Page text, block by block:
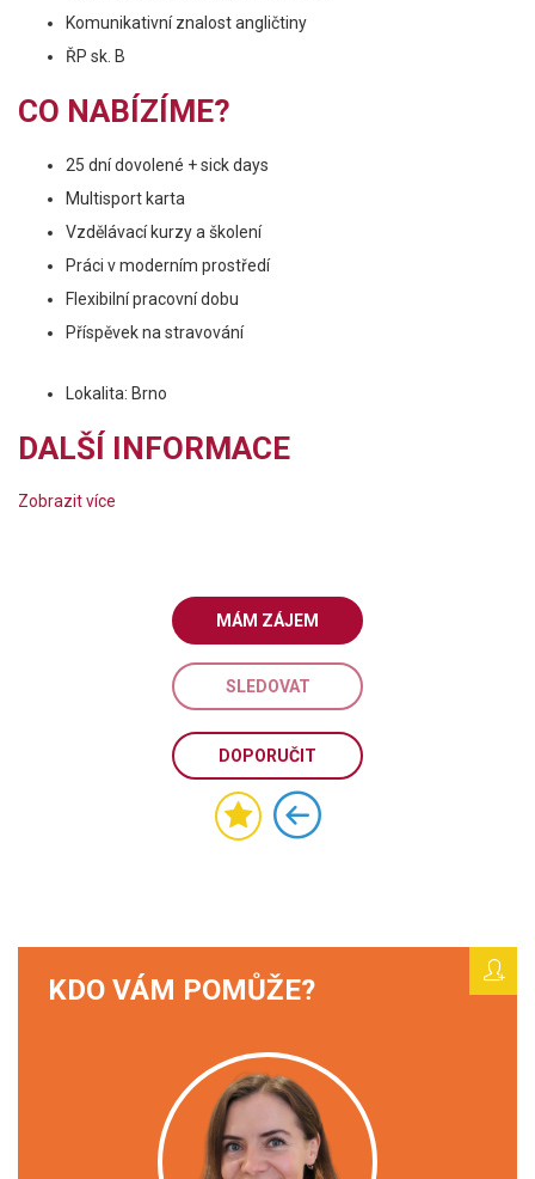
Komunikativní znalost angličtiny
ŘP sk. B
CO NABÍZÍME?
25 dní dovolené + sick days
Multisport karta
Vzdělávací kurzy a školení
Práci v moderním prostředí
Flexibilní pracovní dobu
Příspěvek na stravování
Lokalita: Brno
DALŠÍ INFORMACE
Zobrazit více
MÁM ZÁJEM
SLEDOVAT
DOPORUČIT
KDO VÁM POMŮŽE?